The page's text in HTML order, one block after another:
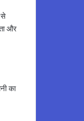
से
और
का